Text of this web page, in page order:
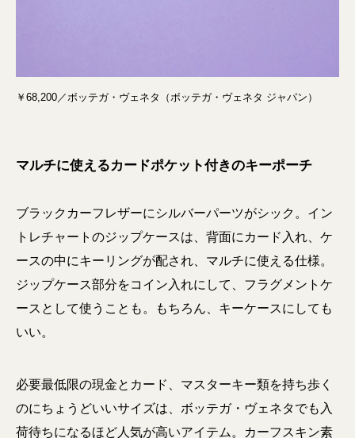
￥68,200／ボッテガ・ヴェネタ（ボッテガ・ヴェネタ ジャパン）
マルチに使えるカードポケット付きのキーポーチ
ブラックカーフレザーにシルバーパーツがシック。イン
トレチャートのジップケースは、背面にカード入れ、ケ
ースの中にキーリングが配され、マルチに使える仕様。
ジップケース部分をコイン入れにして、フラグメントケ
ースとして使うことも。もちろん、キーケースにしても
いい。
必要最低限の現金とカード、マスターキー類を持ち歩く
のにちょうどいいサイズは、ボッテガ・ヴェネタでも入
荷待ちになるほど人気が高いアイテム。カーフスキン素